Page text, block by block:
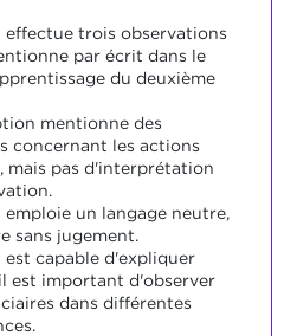
effectue trois observations
par écrit dans le
du deuxième
mentionne des
concernant les actions
mais pas d'interprétation
un langage neutre,
sans jugement.
capable d'expliquer
est important d'observer
dans différentes